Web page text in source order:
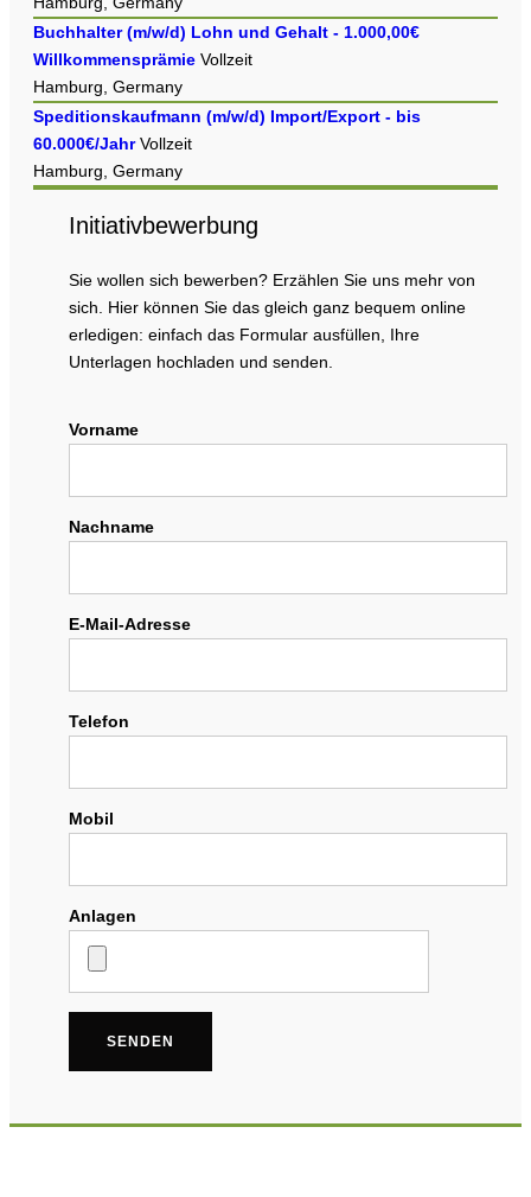
Buchhalter (m/w/d) Lohn und Gehalt - 1.000,00€
Willkommensprämie Vollzeit
Hamburg, Germany
Speditionskaufmann (m/w/d) Import/Export - bis
60.000€/Jahr Vollzeit
Hamburg, Germany
Initiativbewerbung
Sie wollen sich bewerben? Erzählen Sie uns mehr von
sich. Hier können Sie das gleich ganz bequem online
erledigen: einfach das Formular ausfüllen, Ihre
Unterlagen hochladen und senden.
Vorname
Nachname
E-Mail-Adresse
Telefon
Mobil
Anlagen